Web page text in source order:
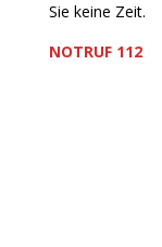
Sie keine Zeit.
NOTRUF 112